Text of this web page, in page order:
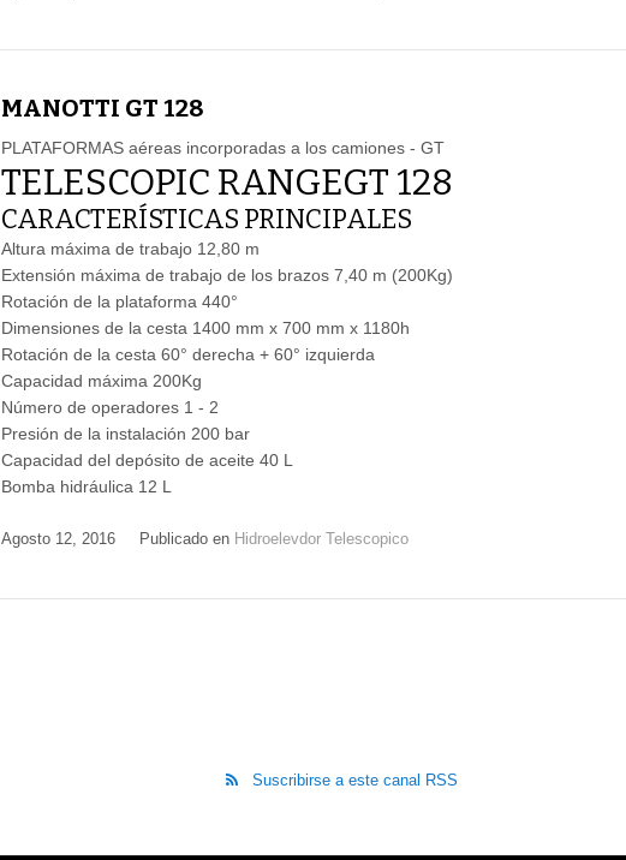
MANOTTI GT 128
PLATAFORMAS aéreas incorporadas a los camiones - GT
TELESCOPIC RANGEGT 128
CARACTERÍSTICAS PRINCIPALES
Altura máxima de trabajo 12,80 m
Extensión máxima de trabajo de los brazos 7,40 m (200Kg)
Rotación de la plataforma 440°
Dimensiones de la cesta 1400 mm x 700 mm x 1180h
Rotación de la cesta 60° derecha + 60° izquierda
Capacidad máxima 200Kg
Número de operadores 1 - 2
Presión de la instalación 200 bar
Capacidad del depósito de aceite 40 L
Bomba hidráulica 12 L
Agosto 12, 2016 Publicado en Hidroelevdor Telescopico
Suscribirse a este canal RSS